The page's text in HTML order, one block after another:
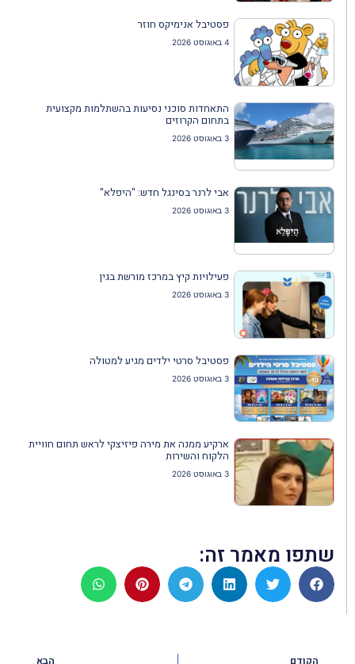
פסטיבל אנימיקס חוזר
4 באוגוסט 2026
התאחדות סוכני נסיעות בהשתלמות מקצועית
בתחום הקרוזים
3 באוגוסט 2026
אבי לרנר בסינגל חדש: "היפלא"
3 באוגוסט 2026
פעילויות קיץ במרכז מורשת בגין
3 באוגוסט 2026
פסטיבל סרטי ילדים מגיע למטולה
3 באוגוסט 2026
ארקיע ממנה את מירה פיזיצקי לראש תחום חוויית
הלקוח והשירות
3 באוגוסט 2026
שתפו מאמר זה:
הקודם הבא